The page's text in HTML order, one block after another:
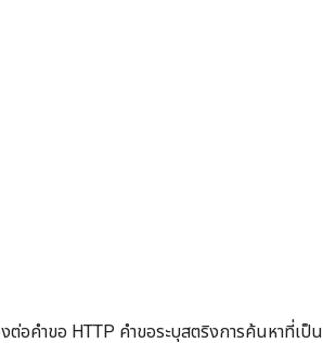
ต่อคำขอ HTTP คำขอระบุสตริงการค้นหาที่เป็น